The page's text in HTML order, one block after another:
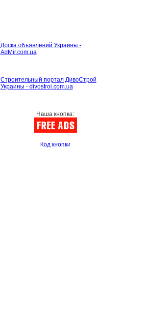
Доска объявлений Украины -
AdMir.com.ua
Строительный портал ДивоСтрой
Украины - divostroi.com.ua
Наша кнопка:
Код кнопки